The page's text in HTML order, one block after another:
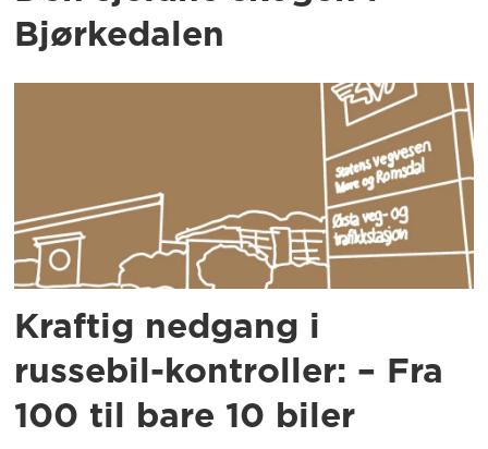
Bjørkedalen
Kraftig nedgang i
russebil-kontroller: – Fra
100 til bare 10 biler